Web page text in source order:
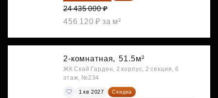
24 435 000 ₽
456 120 ₽ за м²
2-комнатная, 51.5м²
ЖК Скай Гарден, 2 корпус, 2 секция, 6
этаж, №234
1 кв 2027
Скидка